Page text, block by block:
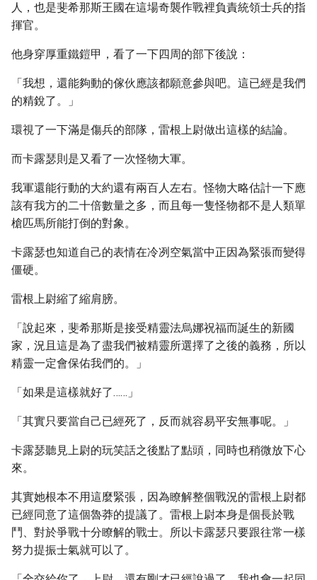
人，也是斐希那斯王國在這場奇襲作戰裡負責統領士兵的指
揮官。
他身穿厚重鐵鎧甲，看了一下四周的部下後說：
「我想，還能夠動的傢伙應該都願意參與吧。這已經是我們
的精銳了。」
環視了一下滿是傷兵的部隊，雷根上尉做出這樣的結論。
而卡露瑟則是又看了一次怪物大軍。
我軍還能行動的大約還有兩百人左右。怪物大略估計一下應
該有我方的二十倍數量之多，而且每一隻怪物都不是人類單
槍匹馬所能打倒的對象。
卡露瑟也知道自己的表情在冷冽空氣當中正因為緊張而變得
僵硬。
雷根上尉縮了縮肩膀。
「說起來，斐希那斯是接受精靈法烏娜祝福而誕生的新國
家，況且這是為了盡我們被精靈所選擇了之後的義務，所以
精靈一定會保佑我們的。」
「如果是這樣就好了……」
「其實只要當自己已經死了，反而就容易平安無事呢。」
卡露瑟聽見上尉的玩笑話之後點了點頭，同時也稍微放下心
來。
其實她根本不用這麼緊張，因為瞭解整個戰況的雷根上尉都
已經同意了這個魯莽的提議了。雷根上尉本身是個長於戰
鬥、對於爭戰十分瞭解的戰士。所以卡露瑟只要跟往常一樣
努力提振士氣就可以了。